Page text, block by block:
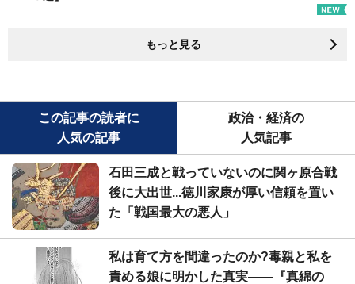
もっと見る
この記事の読者に
人気の記事
政治・経済の
人気記事
石田三成と戦っていないのに関ヶ原合戦
後に大出世...徳川家康が厚い信頼を置い
た「戦国最大の悪人」
私は育て方を間違ったのか?毒親と私を
責める娘に明かした真実――『真綿の